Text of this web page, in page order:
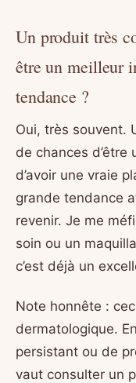
Un produit très
être un meilleur
tendance ?
Oui, très souvent.
de chances
d’avoir une vraie
grande tendance
revenir. Je me
soin ou un
c’est déjà un
Note honnête :
dermatologique.
persistant ou de
vaut consulter un